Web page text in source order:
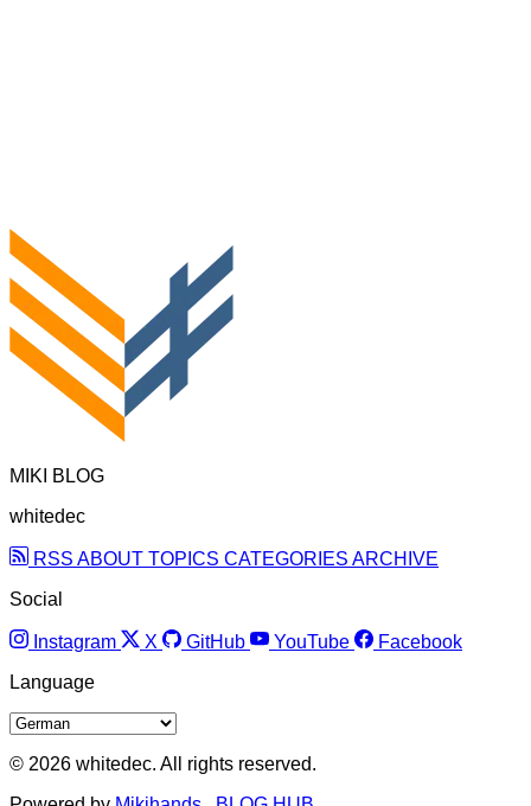
MIKI BLOG
whitedec
RSS ABOUT TOPICS CATEGORIES ARCHIVE
Social
Instagram X GitHub YouTube
Facebook
Language
© 2026 whitedec. All rights reserved.